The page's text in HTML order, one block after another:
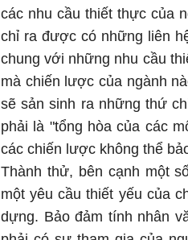
các nhu cầu thiết thực của
chỉ ra được có những liên
chung với những nhu cầu
mà chiến lược của ngành
sẽ sản sinh ra những thứ
phải là "tổng hòa của các
các chiến lược không thể
Thành thử, bên cạnh một
một yêu cầu thiết yếu của
dựng. Bảo đảm tính nhân